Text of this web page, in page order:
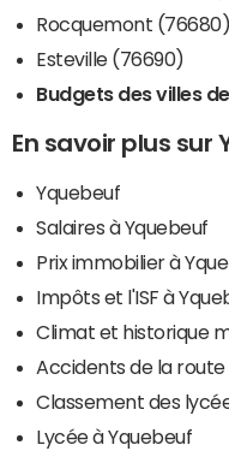
Rocquemont (76680)
Esteville (76690)
Budgets des villes
En savoir plus sur
Yquebeuf
Salaires à Yquebeuf
Prix immobilier à
Impôts et l'ISF à
Climat et historique
Accidents de la route
Classement des
Lycée à Yquebeuf